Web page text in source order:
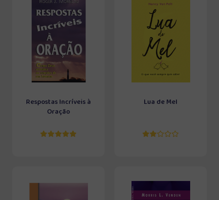
Respostas Incríveis à
Oração
Lua de Mel